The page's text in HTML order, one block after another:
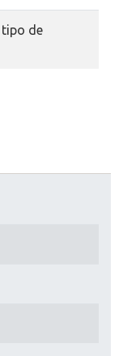
tipo de